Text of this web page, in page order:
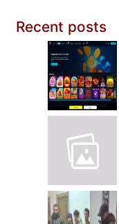
Recent posts